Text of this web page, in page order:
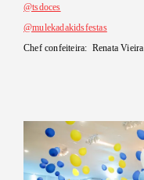
@tsdoces
@mulekadakidsfestas
Chef confeiteira: Renata Vieira